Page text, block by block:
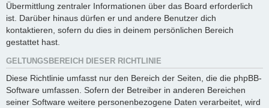
Übermittlung zentraler Informationen über das Board erforderlich
ist. Darüber hinaus dürfen er und andere Benutzer dich
kontaktieren, sofern du dies in deinem persönlichen Bereich
gestattet hast.
GELTUNGSBEREICH DIESER RICHTLINIE
Diese Richtlinie umfasst nur den Bereich der Seiten, die die phpBB-
Software umfassen. Sofern der Betreiber in anderen Bereichen
seiner Software weitere personenbezogene Daten verarbeitet, wird